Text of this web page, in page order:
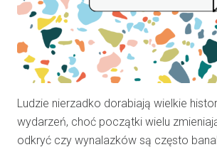
Ludzie nierzadko dorabiają wielkie
wydarzeń, choć początki wielu
odkryć czy wynalazków są często